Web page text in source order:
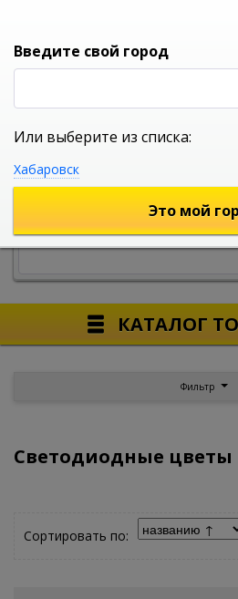
УНИВЕРСАЛЬНЫЙ ИНТЕРНЕТ
КАТАЛОГ
Фильтр
Светодиодные цветы
Сортировать по:
Введите свой город
Или выберите из списка:
Хабаровск
Это мой